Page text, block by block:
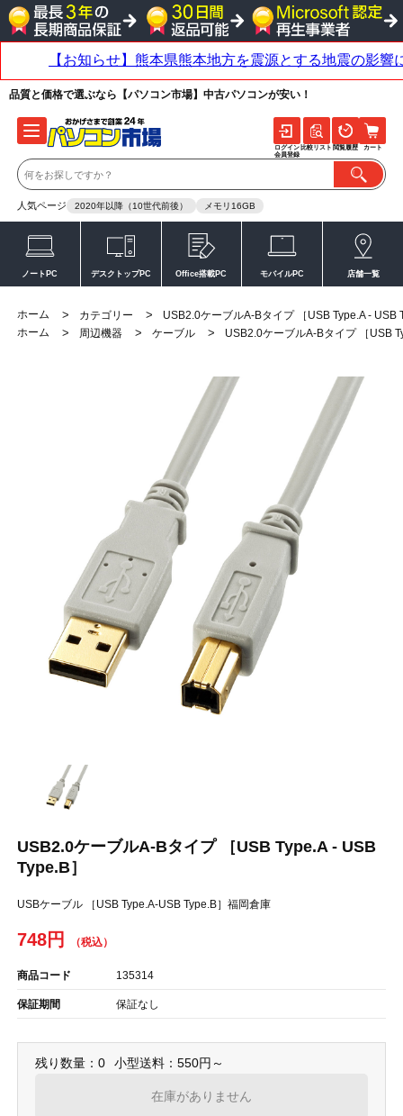
品質と価格で選ぶなら【パソコン市場】中古パソコンが安い！
人気ページ 2020年以降（10世代前後） メモリ16GB
ログイン
会員登録
比較リスト 閲覧履歴 カート
ノートPC デスクトップPC Office搭載PC モバイルPC 店舗一覧
ホーム > カテゴリー >
USB2.0ケーブルA-Bタイプ ［USB Type.A - USB
ホーム
> 周辺機器 > ケーブル > USB2.0ケーブルA-Bタイプ ［USB
USB2.0ケーブルA-Bタイプ ［USB Type.A - USB
Type.B］
USBケーブル ［USB Type.A-USB Type.B］福岡倉庫
748円
商品コード 135314
保証期間 保証なし
残り数量：0 小型送料：550円～
在庫がありません